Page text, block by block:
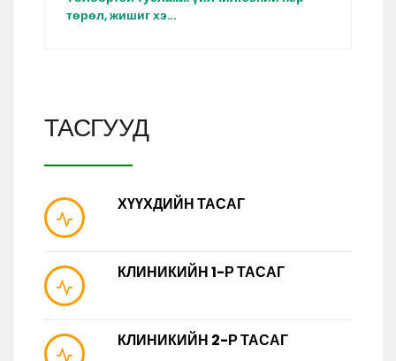
төрөл, жишиг хэ...
ТАСГУУД
ХҮҮХДИЙН ТАСАГ
КЛИНИКИЙН 1-Р ТАСАГ
КЛИНИКИЙН 2-Р ТАСАГ